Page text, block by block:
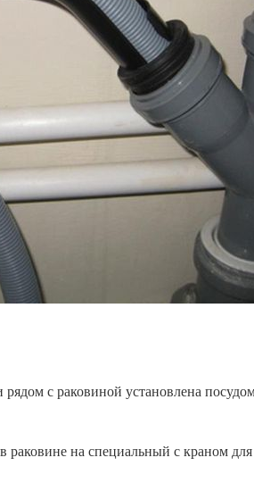
с раковиной установлена
раковине на специальный с краном